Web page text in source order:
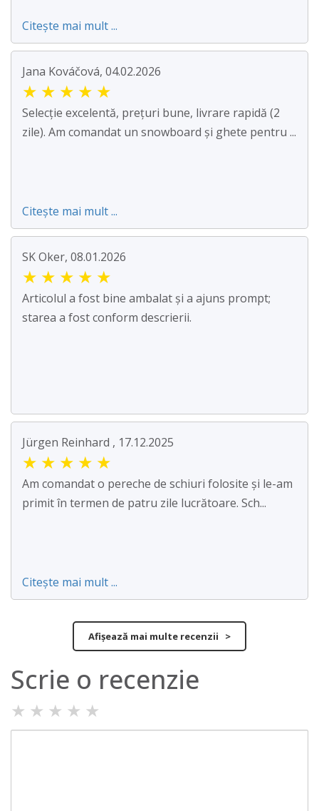
Citește mai mult ...
Jana Kováčová, 04.02.2026
★ ★ ★ ★ ★
Selecție excelentă, prețuri bune, livrare rapidă (2
zile). Am comandat un snowboard și ghete pentru ...
Citește mai mult ...
SK Oker, 08.01.2026
★ ★ ★ ★ ★
Articolul a fost bine ambalat și a ajuns prompt;
starea a fost conform descrierii.
Jürgen Reinhard , 17.12.2025
★ ★ ★ ★ ★
Am comandat o pereche de schiuri folosite și le-am
primit în termen de patru zile lucrătoare. Sch...
Citește mai mult ...
Afișează mai multe recenzii >
Scrie o recenzie
★ ★ ★ ★ ★